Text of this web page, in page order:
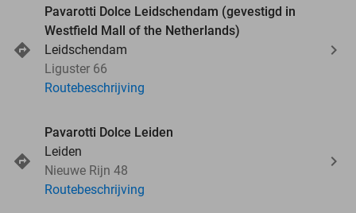
Pavarotti Dolce Leidschendam (gevestigd in
Westfield Mall of the Netherlands)
Leidschendam
Liguster 66
Routebeschrijving
Pavarotti Dolce Leiden
Leiden
Nieuwe Rijn 48
Routebeschrijving